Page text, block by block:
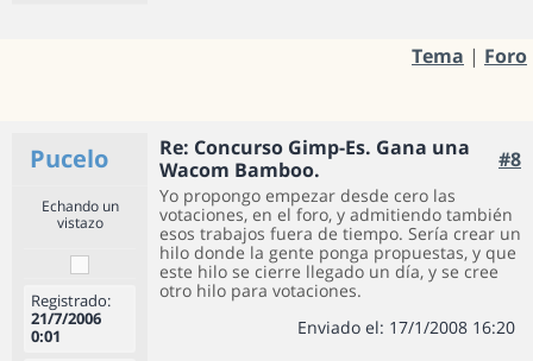
Tema | Foro
Pucelo
Re: Concurso Gimp-Es. Gana una
Wacom Bamboo.
#8
Echando un
vistazo
Registrado:
21/7/2006
0:01
Yo propongo empezar desde cero las
votaciones, en el foro, y admitiendo también
esos trabajos fuera de tiempo. Sería crear un
hilo donde la gente ponga propuestas, y que
este hilo se cierre llegado un día, y se cree
otro hilo para votaciones.
Enviado el: 17/1/2008 16:20